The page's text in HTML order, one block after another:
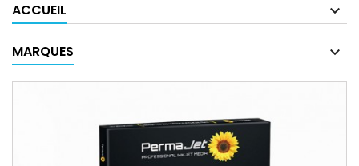
ACCUEIL
MARQUES